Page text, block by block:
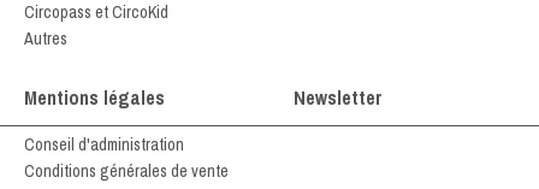
Circopass et CircoKid
Autres
Mentions légales
Conseil d'administration
Conditions générales de vente
Newsletter